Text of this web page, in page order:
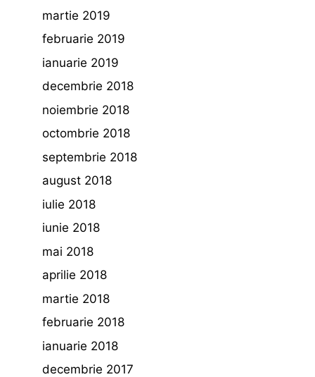
martie 2019
februarie 2019
ianuarie 2019
decembrie 2018
noiembrie 2018
octombrie 2018
septembrie 2018
august 2018
iulie 2018
iunie 2018
mai 2018
aprilie 2018
martie 2018
februarie 2018
ianuarie 2018
decembrie 2017